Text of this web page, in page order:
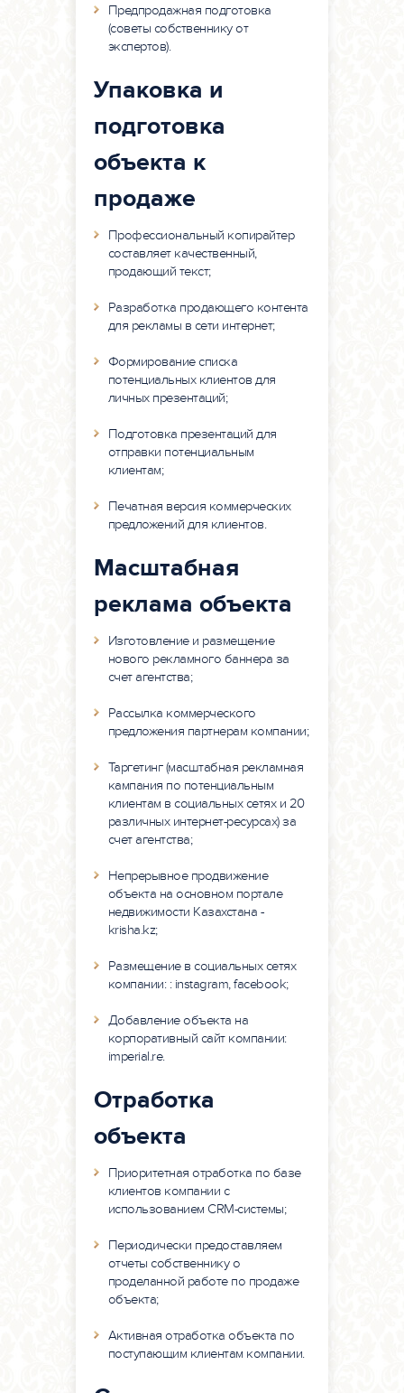
Предпродажная подготовка
(советы собственнику от
экспертов).
Упаковка и
подготовка
объекта к
продаже
Профессиональный копирайтер
составляет качественный,
продающий текст;
Разработка продающего контента
для рекламы в сети интернет;
Формирование списка
потенциальных клиентов для
личных презентаций;
Подготовка презентаций для
отправки потенциальным
клиентам;
Печатная версия коммерческих
предложений для клиентов.
Масштабная
реклама объекта
Изготовление и размещение
нового рекламного баннера за
счет агентства;
Рассылка коммерческого
предложения партнерам компании;
Таргетинг (масштабная рекламная
кампания по потенциальным
клиентам в социальных сетях и 20
различных интернет-ресурсах) за
счет агентства;
Непрерывное продвижение
объекта на основном портале
недвижимости Казахстана -
krisha.kz;
Размещение в социальных сетях
компании: : instagram, facebook;
Добавление объекта на
корпоративный сайт компании:
imperial.re.
Отработка
объекта
Приоритетная отработка по базе
клиентов компании с
использованием CRM-системы;
Периодически предоставляем
отчеты собственнику о
проделанной работе по продаже
объекта;
Активная отработка объекта по
поступающим клиентам компании.